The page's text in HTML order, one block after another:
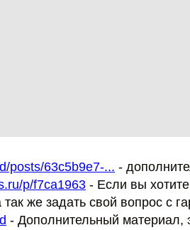
posts/63c5b9e7-... -
p/f7ca1963 - Если вы
же задать свой вопрос с
- Дополнительный материал,